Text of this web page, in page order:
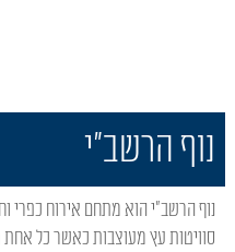
נוף הרשב"י
נוף הרשב"י הוא מתחם אירוח כפרי וחמים למשפחות וקבוצות. במקום 2